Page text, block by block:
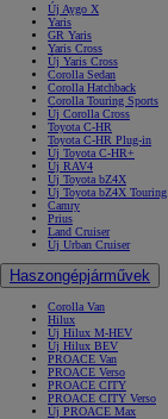
Új Aygo X
Yaris
GR Yaris
Yaris Cross
Új Yaris Cross
Corolla Sedan
Corolla Hatchback
Corolla Touring Sports
Új Corolla Cross
Toyota C-HR
Toyota C-HR Plug-in
Új Toyota C-HR+
Új RAV4
Új Toyota bZ4X
Új Toyota bZ4X Touring
Camry
Prius
Land Cruiser
Új Urban Cruiser
Haszongépjárművek
Corolla Van
Hilux
Új Hilux M-HEV
Új Hilux BEV
PROACE Van
PROACE Verso
PROACE CITY
PROACE CITY Verso
Új PROACE Max